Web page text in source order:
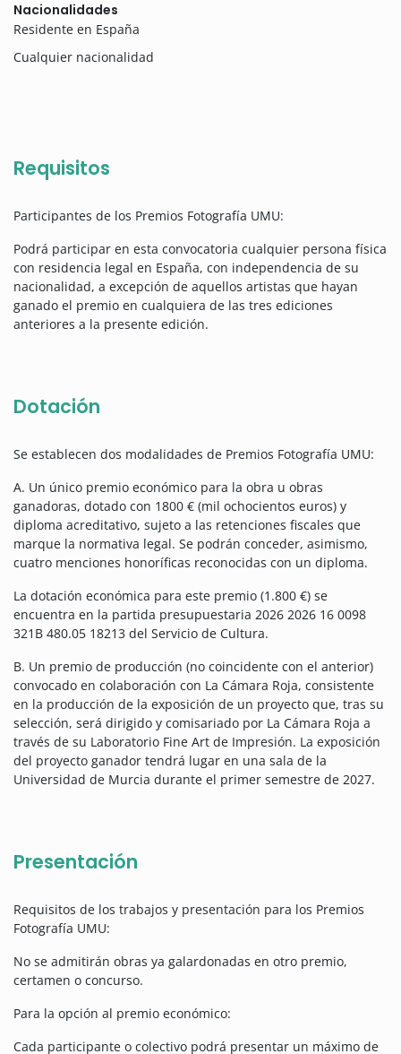
Nacionalidades
Residente en España
Cualquier nacionalidad
Requisitos
Participantes de los Premios Fotografía UMU:
Podrá participar en esta convocatoria cualquier persona física
con residencia legal en España, con independencia de su
nacionalidad, a excepción de aquellos artistas que hayan
ganado el premio en cualquiera de las tres ediciones
anteriores a la presente edición.
Dotación
Se establecen dos modalidades de Premios Fotografía UMU:
A. Un único premio económico para la obra u obras
ganadoras, dotado con 1800 € (mil ochocientos euros) y
diploma acreditativo, sujeto a las retenciones fiscales que
marque la normativa legal. Se podrán conceder, asimismo,
cuatro menciones honoríficas reconocidas con un diploma.
La dotación económica para este premio (1.800 €) se
encuentra en la partida presupuestaria 2026 2026 16 0098
321B 480.05 18213 del Servicio de Cultura.
B. Un premio de producción (no coincidente con el anterior)
convocado en colaboración con La Cámara Roja, consistente
en la producción de la exposición de un proyecto que, tras su
selección, será dirigido y comisariado por La Cámara Roja a
través de su Laboratorio Fine Art de Impresión. La exposición
del proyecto ganador tendrá lugar en una sala de la
Universidad de Murcia durante el primer semestre de 2027.
Presentación
Requisitos de los trabajos y presentación para los Premios
Fotografía UMU:
No se admitirán obras ya galardonadas en otro premio,
certamen o concurso.
Para la opción al premio económico:
Cada participante o colectivo podrá presentar un máximo de